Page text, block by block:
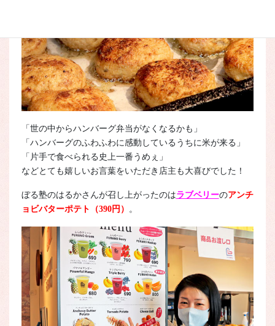
「世の中からハンバーグ弁当がなくなるかも」
「ハンバーグのふわふわに感動しているうちに米が来る」
「片手で食べられる史上一番うめぇ」
などとても嬉しいお言葉をいただき店主も大喜びでした！
ぼる塾のはるかさんが召し上がったのはラブベリーのアンチ
ョビバターポテト（390円） 。